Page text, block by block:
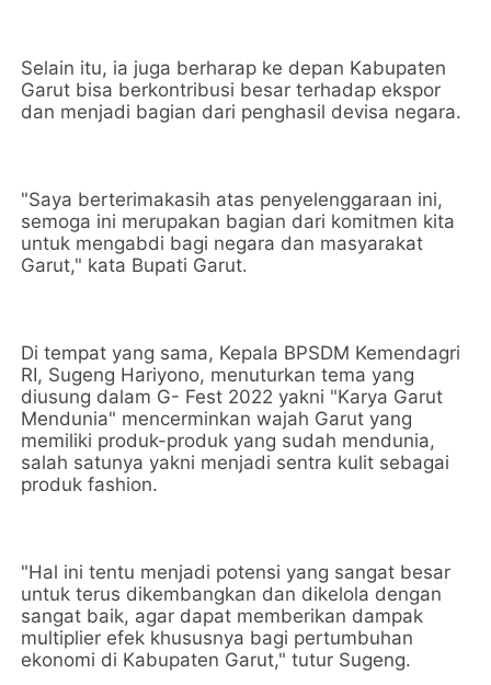
Selain itu, ia juga berharap ke depan Kabupaten
Garut bisa berkontribusi besar terhadap ekspor
dan menjadi bagian dari penghasil devisa negara.
"Saya berterimakasih atas penyelenggaraan ini,
semoga ini merupakan bagian dari komitmen kita
untuk mengabdi bagi negara dan masyarakat
Garut," kata Bupati Garut.
Di tempat yang sama, Kepala BPSDM Kemendagri
RI, Sugeng Hariyono, menuturkan tema yang
diusung dalam G- Fest 2022 yakni "Karya Garut
Mendunia" mencerminkan wajah Garut yang
memiliki produk-produk yang sudah mendunia,
salah satunya yakni menjadi sentra kulit sebagai
produk fashion.
"Hal ini tentu menjadi potensi yang sangat besar
untuk terus dikembangkan dan dikelola dengan
sangat baik, agar dapat memberikan dampak
multiplier efek khususnya bagi pertumbuhan
ekonomi di Kabupaten Garut," tutur Sugeng.